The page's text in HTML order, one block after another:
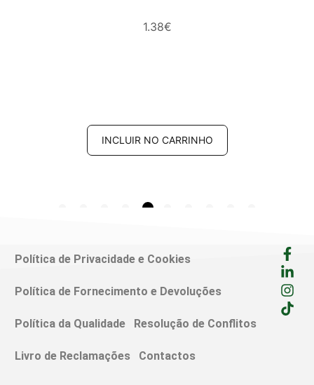
1.38€
INCLUIR NO CARRINHO
Política de Privacidade e Cookies
Política de Fornecimento e Devoluções
Política da Qualidade Resolução de Conflitos
Livro de Reclamações Contactos